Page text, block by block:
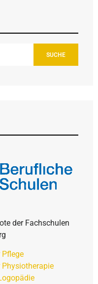
SUCHE
der Fachschulen